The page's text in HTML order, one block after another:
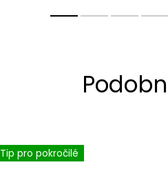
Tip pro pokročilé